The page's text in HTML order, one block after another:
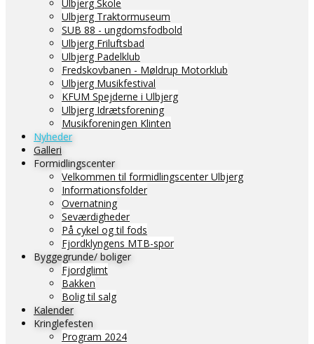
Ulbjerg Skole
Ulbjerg Traktormuseum
SUB 88 - ungdomsfodbold
Ulbjerg Friluftsbad
Ulbjerg Padelklub
Fredskovbanen - Møldrup Motorklub
Ulbjerg Musikfestival
KFUM Spejderne i Ulbjerg
Ulbjerg Idrætsforening
Musikforeningen Klinten
Nyheder
Galleri
Formidlingscenter
Velkommen til formidlingscenter Ulbjerg
Informationsfolder
Overnatning
Seværdigheder
På cykel og til fods
Fjordklyngens MTB-spor
Byggegrunde/ boliger
Fjordglimt
Bakken
Bolig til salg
Kalender
Kringlefesten
Program 2024